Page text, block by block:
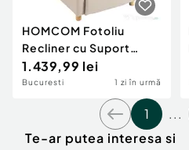
HOMCOM Fotoliu
Recliner cu Suport
pentru Picioare, Arcuri
în Saci, Țesătură In,
87x67x102 cm, Bej
1.439,99 lei
Bucuresti 1 zi în urmă
1 ...
Te-ar putea interesa si